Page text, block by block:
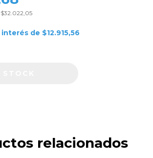
$32.022,05
de $12.915,56
relacionados